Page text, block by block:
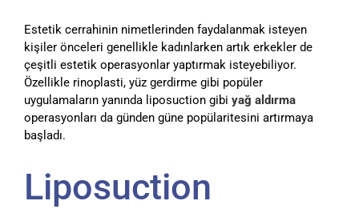
Estetik cerrahinin nimetlerinden faydalanmak isteyen
kişiler önceleri genellikle kadınlarken artık erkekler de
çeşitli estetik operasyonlar yaptırmak isteyebiliyor.
Özellikle rinoplasti, yüz gerdirme gibi popüler
uygulamaların yanında liposuction gibi yağ aldırma
operasyonları da günden güne popülaritesini artırmaya
başladı.
Liposuction